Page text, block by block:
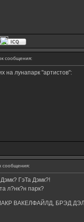
сообщения:
на лунапарк "артистов":
сообщения:
ГэТа Дэмк?!
л?нк?н парк?
ВАКЕЛФАЙЛД, БРЭД